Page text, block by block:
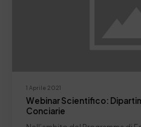
1 Aprile 2021
Webinar Scientifico:
Conciarie